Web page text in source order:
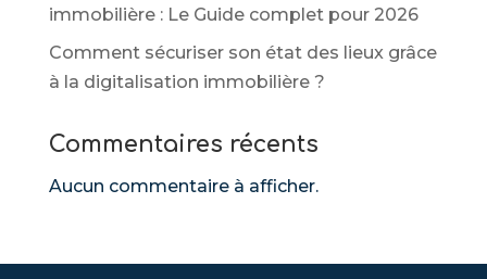
immobilière : Le Guide complet pour 2026
Comment sécuriser son état des lieux grâce
à la digitalisation immobilière ?
Commentaires récents
Aucun commentaire à afficher.